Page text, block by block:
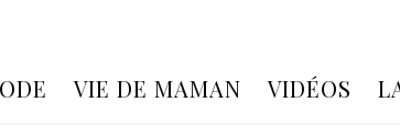
VIE DE MAMAN VIDÉOS